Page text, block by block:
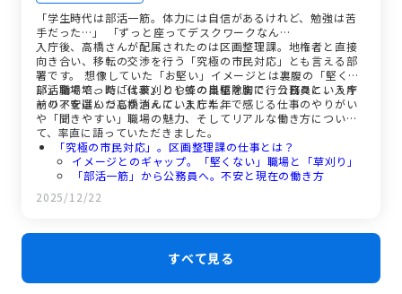
「学生時代は部活一筋。体力には自信があるけれど、勉強は苦
手だった…」 「ずっと座ってデスクワークなん…
入庁後、高橋さんが配属されたのは区画整理課。地権者と直接
向き合い、移転の交渉を行う「究極の市民対応」とも言える部
署です。 想像していた「お堅い」イメージとは裏腹の「堅くな
い」職場で、時には草刈りや蜂の巣駆除まで行う日々に、入庁
前の不安はいつしか消えていました。
部活動で培った「代表」としての自信を胸に、公務員というキ
ャリアを選んだ高橋さんに、入庁半年で感じる仕事のやりがい
や「聞きやすい」職場の魅力、そしてリアルな働き方につい
て、率直に語っていただきました。
「究極の市民対応」。区画整理課の仕事とは？
イメージとのギャップ。「堅くない」職場と「草刈り」
「部活一筋」から公務員へ。不安と現在の働き方
「代表」としての自信。私が公務員を選んだ理由
面接対策は「カンペなし」。若手職員としての想いと
2025/12/22
すべて見る